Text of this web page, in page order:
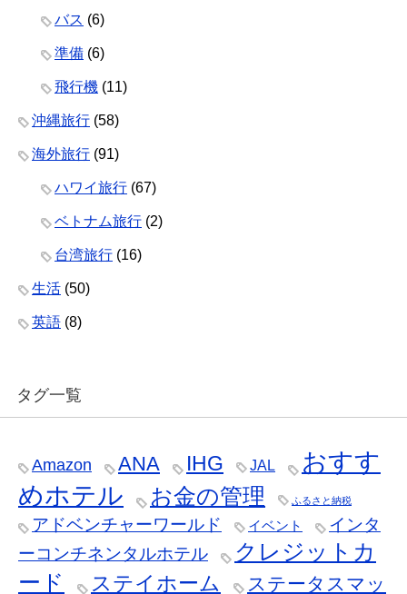
バス (6)
準備 (6)
飛行機 (11)
沖縄旅行 (58)
海外旅行 (91)
ハワイ旅行 (67)
ベトナム旅行 (2)
台湾旅行 (16)
生活 (50)
英語 (8)
タグ一覧
Amazon ANA IHG JAL
おすす
めホテル
お金の管理 ふるさと納税
アドベンチャーワールド イベント
インタ
ーコンチネンタルホテル
クレジットカ
ード
ステイホーム ステータスマッ